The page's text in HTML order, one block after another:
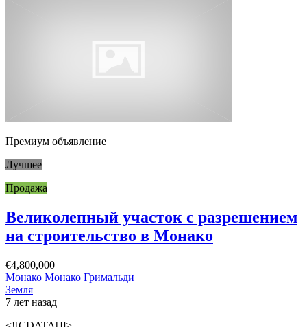
Премиум объявление
Лучшее
Продажа
Великолепный участок с разрешением
на строительство в Монако
€4,800,000
Монако Монако Гримальди
Земля
7 лет назад